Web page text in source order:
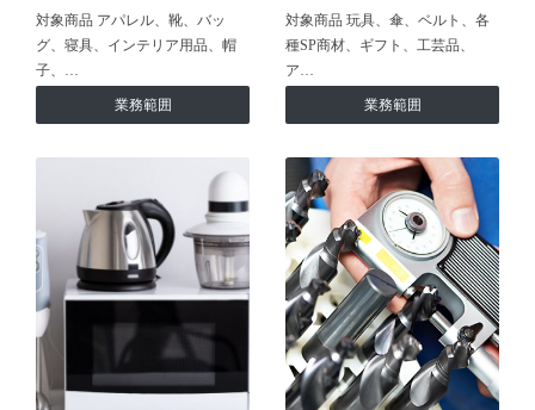
対象商品 アパレル、靴、バッ
グ、寝具、インテリア用品、帽
子、…
業務範囲
対象商品 玩具、傘、ベルト、各
種SP商材、ギフト、工芸品、
ア…
業務範囲